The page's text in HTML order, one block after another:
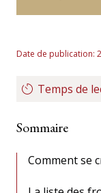
Date de publication:
Temps de
Sommaire
Comment se